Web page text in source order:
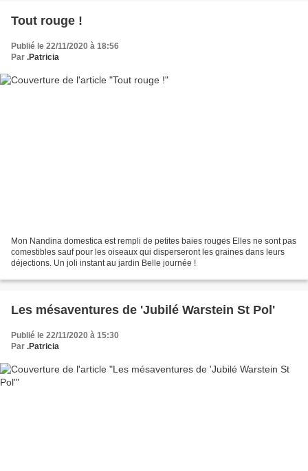
Tout rouge !
Publié le 22/11/2020 à 18:56
Par .Patricia
Mon Nandina domestica est rempli de petites baies rouges Elles ne sont pas
comestibles sauf pour les oiseaux qui disperseront les graines dans leurs
déjections. Un joli instant au jardin Belle journée !
Les mésaventures de 'Jubilé Warstein St Pol'
Publié le 22/11/2020 à 15:30
Par .Patricia